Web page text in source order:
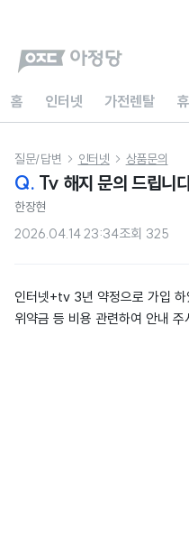
홈 인터넷 가전렌탈
질문/답변  인터넷  상품문의
Q. Tv 해지 문의 드립니
한장현
2026.04.14 23:34조회 325
인터넷+tv 3년 약정으로 가입
위약금 등 비용 관련하여 안내